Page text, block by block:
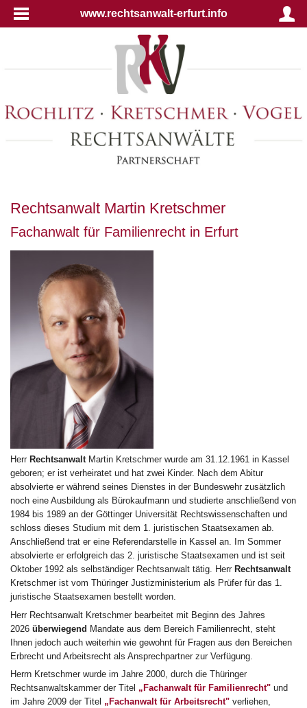
www.rechtsanwalt-erfurt.info
Rechtsanwalt Martin Kretschmer
Fachanwalt für Familienrecht in Erfurt
Herr RechtsanwaltMartin Kretschmer wurde am 31.12.1961 in Kassel
geboren; er ist verheiratet und hat zwei Kinder. Nach dem Abitur
absolvierte er während seines Dienstes in der Bundeswehr zusätzlich
noch eine Ausbildung als Bürokaufmann und studierte anschließend von
1984 bis 1989 an der Göttinger Universität Rechtswissenschaften und
schloss dieses Studium mit dem 1. juristischen Staatsexamen ab.
Anschließend trat er eine Referendarstelle in Kassel an. Im Sommer
absolvierte er erfolgreich das 2. juristische Staatsexamen und ist seit
Oktober 1992 als selbständiger Rechtsanwalt tätig. Herr Rechtsanwalt
Kretschmer ist vom Thüringer Justizministerium als Prüfer für das 1.
juristische Staatsexamen bestellt worden.
Herr Rechtsanwalt Kretschmer bearbeitet mit Beginn des Jahres
2026 überwiegend Mandate aus dem Bereich Familienrecht, steht
Ihnen jedoch auch weiterhin wie gewohnt für Fragen aus den Bereichen
Erbrecht und Arbeitsrecht als Ansprechpartner zur Verfügung.
Herrn Kretschmer wurde im Jahre 2000, durch die Thüringer
Rechtsanwaltskammer der Titel „Fachanwalt für Familienrecht" und
im Jahre 2009 der Titel „Fachanwalt für Arbeitsrecht" verliehen,